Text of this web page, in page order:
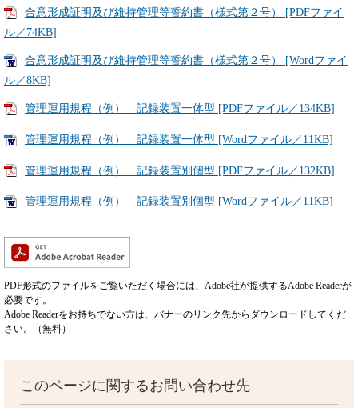
合意形成証明及び維持管理等誓約書（様式第２号） [PDFファイ
ル／74KB]
合意形成証明及び維持管理等誓約書（様式第２号） [Wordファイ
ル／8KB]
管理運用規程（例） 記録装置一体型 [PDFファイル／134KB]
管理運用規程（例） 記録装置一体型 [Wordファイル／11KB]
管理運用規程（例） 記録装置別個型 [PDFファイル／132KB]
管理運用規程（例） 記録装置別個型 [Wordファイル／11KB]
PDF形式のファイルをご覧いただく場合には、Adobe社が提供するAdobe Readerが
必要です。
Adobe Readerをお持ちでない方は、バナーのリンク先からダウンロードしてくだ
さい。（無料）
このページに関するお問い合わせ先